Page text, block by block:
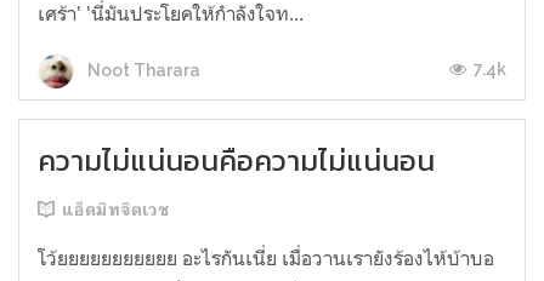
เศร้า' 'นี่มันประโยคให้กำลังใจท...
Noot Tharara 7.4k
ความไม่แน่นอนคือความไม่แน่นอน
แอ็ดมิทจิตเวช
โว้ยยยยยยยยยยย อะไรกันเนี่ย เมื่อวานเรายังร้องไห้บ้าบอ